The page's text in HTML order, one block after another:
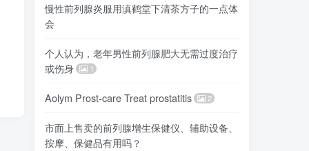
慢性前列腺炎服用滇鹤堂下清茶方子的一点体
会
个人认为，老年男性前列腺肥大无需过度治疗
或伤身
1
Aolym Prost-care Treat prostatitis 2
市面上售卖的前列腺增生保健仪、辅助设备、
按摩、保健品有用吗？